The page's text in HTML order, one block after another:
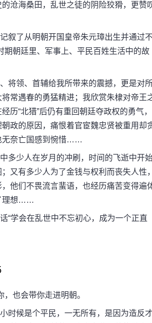
沧海桑田，乱世之徒的阴险狡猾，更赞
了从明朝开国皇帝朱元璋出生并通过不
朝廷里、军事上、平民百姓生活中的故
领、首辅给我所带来的震撼，更是对
常遇春的勇猛精进；我欣赏朱棣对帝王
历“北猎”后仍有重回朝廷夺政权的勇气，
政的原因，痛恨着官宦魏忠贤被重用却
无奈亡国感到惋惜……
少人在岁月的冲刷，时间的飞逝中开
又有多少人为了金钱与权利而丧失人性，
他们不畏流言蜚语，也经历痛苦变得遍
理想……
学会在乱世中不忘初心，成为一个正直
也会带你走进明朝。
候是个平民，一无所有，是因为造反才